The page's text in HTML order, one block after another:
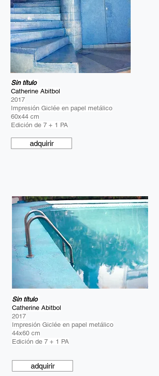
Sin título
Catherine Abitbol
2017
Impresión Giclée en papel metálico
60x44 cm
Edición de 7 + 1 PA
adquirir
Sin título
Catherine Abitbol
2017
Impresión Giclée en papel metálico
44x60 cm
Edición de 7 + 1 PA
adquirir